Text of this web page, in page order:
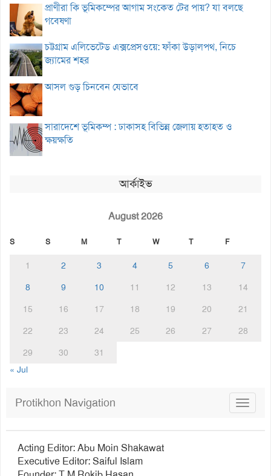
প্রাণীরা কি ভূমিকম্পের আগাম সংকেত টের পায়? যা বলছে
গবেষণা
চট্টগ্রাম এলিভেটেড এক্সপ্রেসওয়ে: ফাঁকা উড়ালপথ, নিচে
জ্যামের শহর
আসল গুড় চিনবেন যেভাবে
সারাদেশে ভূমিকম্প : ঢাকাসহ বিভিন্ন জেলায় হতাহত ও
ক্ষয়ক্ষতি
আর্কাইভ
August 2026
S S M T W T F
1 2 3 4 5 6
7
8
9 10 11 12 13
14
15
16 17 18 19 20
21
22
23 24 25 26 27
28
29
30
31
« Jul
Toggle
Protikhon Navigation
Acting Editor: Abu Moin Shakawat
Executive Editor: Saiful Islam